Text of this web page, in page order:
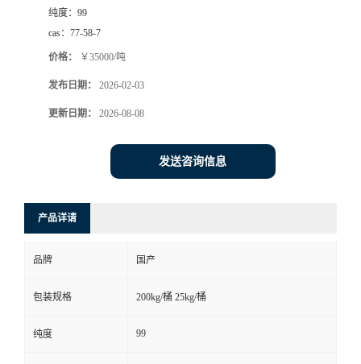
纯度： 99
cas： 77-58-7
价格： ￥35000/吨
发布日期： 2026-02-03
更新日期： 2026-08-08
发送咨询信息
产品详请
品牌 国产
包装规格 200kg/桶 25kg/桶
纯度 99